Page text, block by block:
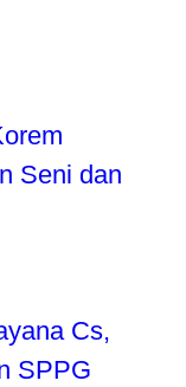
Seni dan
Cs,
SPPG